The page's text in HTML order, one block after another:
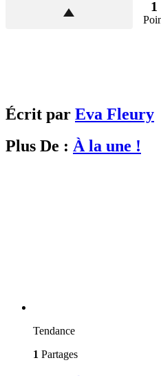
1
Écrit par Eva Fleury
Plus De : À la une !
Tendance
1 Partages